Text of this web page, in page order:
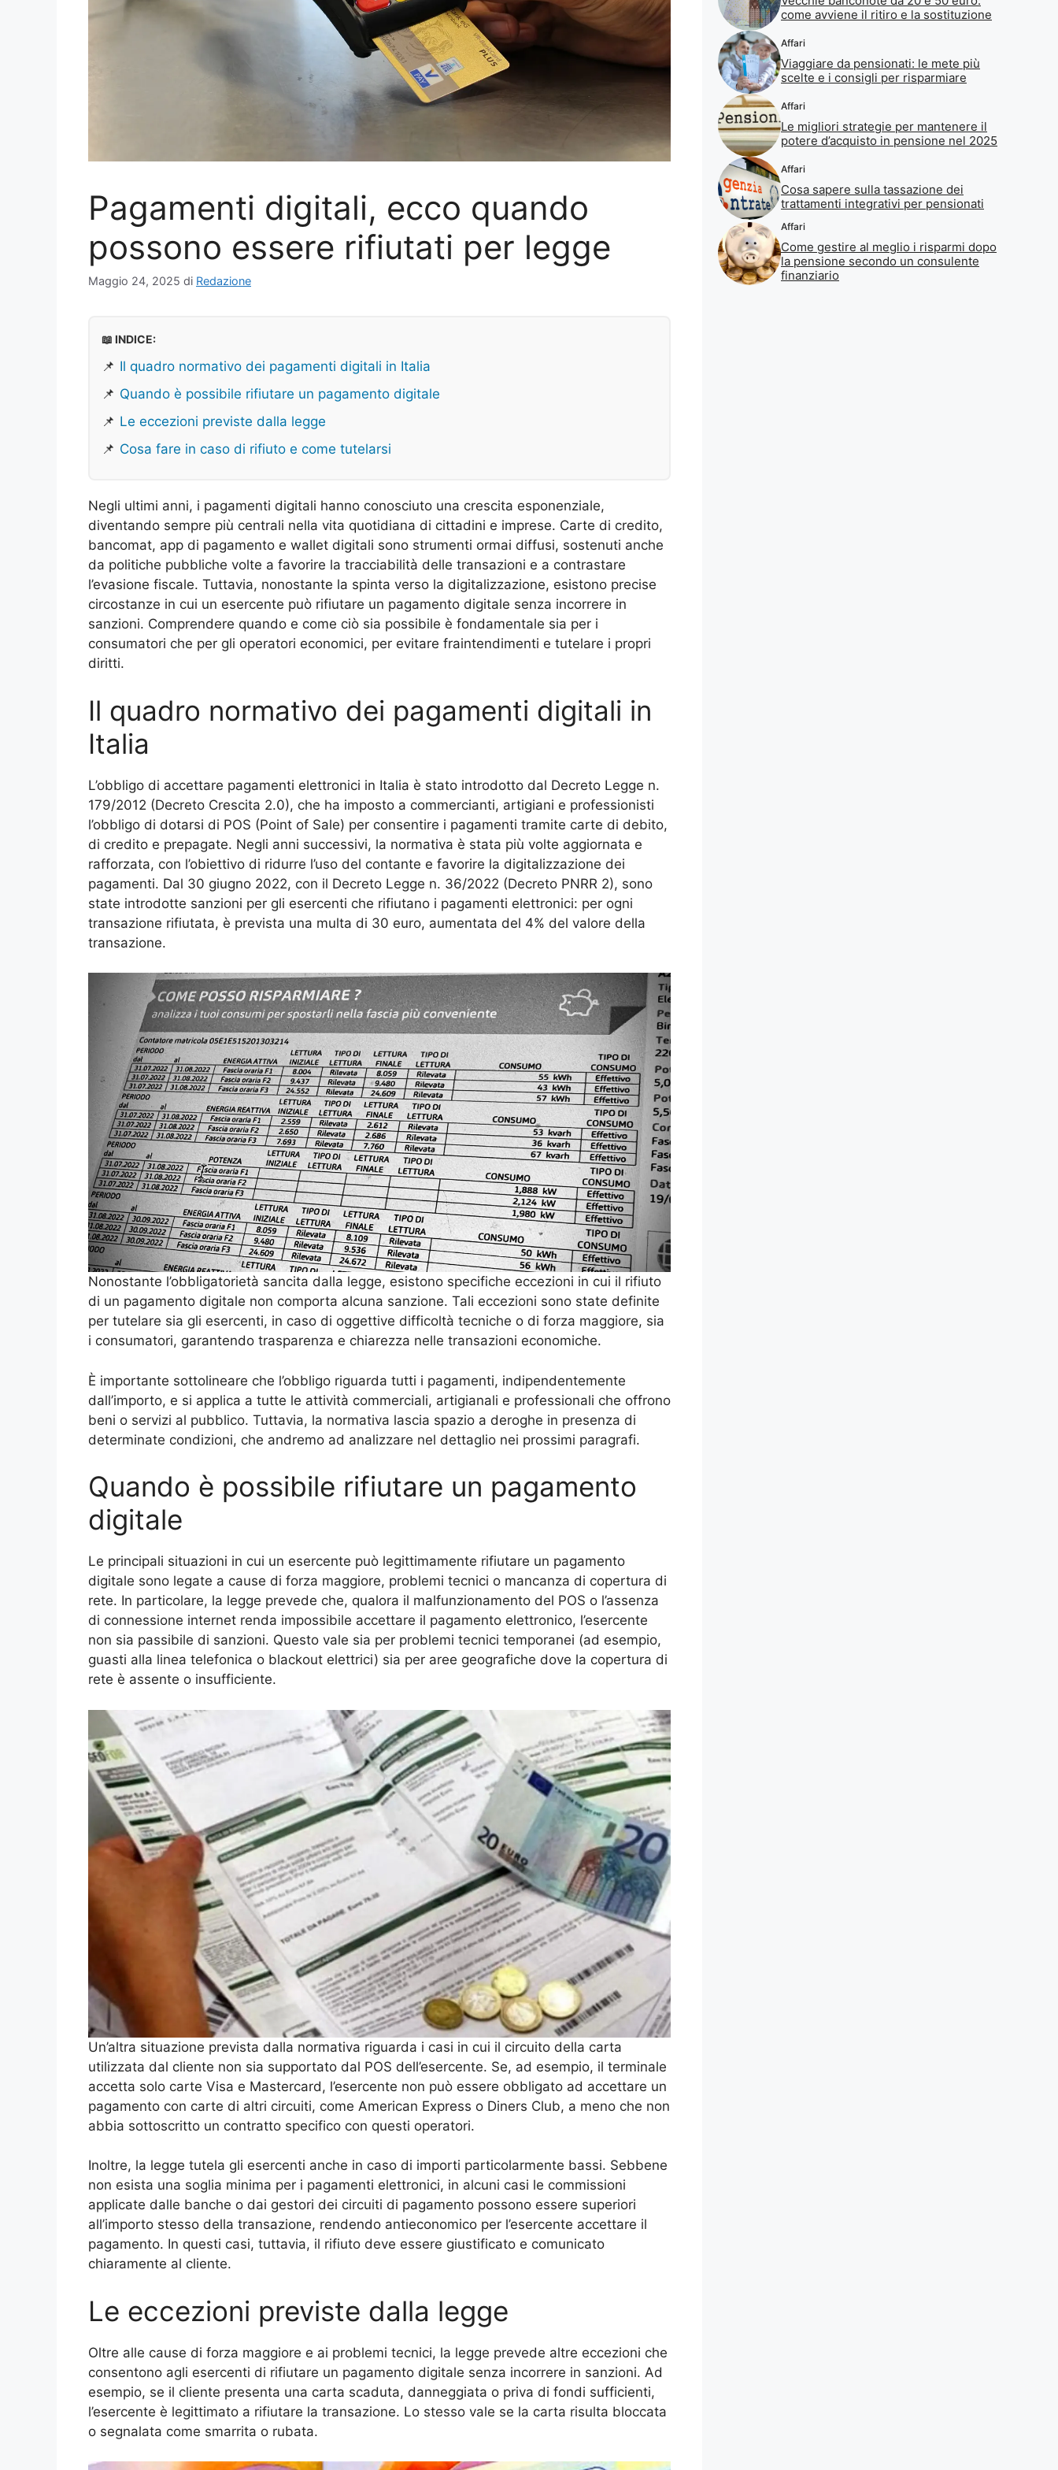
Pagamenti digitali, ecco quando
possono essere rifiutati per legge
Maggio 24, 2025 di Redazione
📖 INDICE:
📌 Il quadro normativo dei pagamenti digitali in Italia
📌 Quando è possibile rifiutare un pagamento digitale
📌 Le eccezioni previste dalla legge
📌 Cosa fare in caso di rifiuto e come tutelarsi
Negli ultimi anni, i pagamenti digitali hanno conosciuto una crescita esponenziale,
diventando sempre più centrali nella vita quotidiana di cittadini e imprese. Carte di credito,
bancomat, app di pagamento e wallet digitali sono strumenti ormai diffusi, sostenuti anche
da politiche pubbliche volte a favorire la tracciabilità delle transazioni e a contrastare
l’evasione fiscale. Tuttavia, nonostante la spinta verso la digitalizzazione, esistono precise
circostanze in cui un esercente può rifiutare un pagamento digitale senza incorrere in
sanzioni. Comprendere quando e come ciò sia possibile è fondamentale sia per i
consumatori che per gli operatori economici, per evitare fraintendimenti e tutelare i propri
diritti.
Il quadro normativo dei pagamenti digitali in
Italia
L’obbligo di accettare pagamenti elettronici in Italia è stato introdotto dal Decreto Legge n.
179/2012 (Decreto Crescita 2.0), che ha imposto a commercianti, artigiani e professionisti
l’obbligo di dotarsi di POS (Point of Sale) per consentire i pagamenti tramite carte di debito,
di credito e prepagate. Negli anni successivi, la normativa è stata più volte aggiornata e
rafforzata, con l’obiettivo di ridurre l’uso del contante e favorire la digitalizzazione dei
pagamenti. Dal 30 giugno 2022, con il Decreto Legge n. 36/2022 (Decreto PNRR 2), sono
state introdotte sanzioni per gli esercenti che rifiutano i pagamenti elettronici: per ogni
transazione rifiutata, è prevista una multa di 30 euro, aumentata del 4% del valore della
transazione.
Nonostante l’obbligatorietà sancita dalla legge, esistono specifiche eccezioni in cui il rifiuto
di un pagamento digitale non comporta alcuna sanzione. Tali eccezioni sono state definite
per tutelare sia gli esercenti, in caso di oggettive difficoltà tecniche o di forza maggiore, sia
i consumatori, garantendo trasparenza e chiarezza nelle transazioni economiche.
È importante sottolineare che l’obbligo riguarda tutti i pagamenti, indipendentemente
dall’importo, e si applica a tutte le attività commerciali, artigianali e professionali che offrono
beni o servizi al pubblico. Tuttavia, la normativa lascia spazio a deroghe in presenza di
determinate condizioni, che andremo ad analizzare nel dettaglio nei prossimi paragrafi.
Quando è possibile rifiutare un pagamento
digitale
Le principali situazioni in cui un esercente può legittimamente rifiutare un pagamento
digitale sono legate a cause di forza maggiore, problemi tecnici o mancanza di copertura di
rete. In particolare, la legge prevede che, qualora il malfunzionamento del POS o l’assenza
di connessione internet renda impossibile accettare il pagamento elettronico, l’esercente
non sia passibile di sanzioni. Questo vale sia per problemi tecnici temporanei (ad esempio,
guasti alla linea telefonica o blackout elettrici) sia per aree geografiche dove la copertura di
rete è assente o insufficiente.
Un’altra situazione prevista dalla normativa riguarda i casi in cui il circuito della carta
utilizzata dal cliente non sia supportato dal POS dell’esercente. Se, ad esempio, il terminale
accetta solo carte Visa e Mastercard, l’esercente non può essere obbligato ad accettare un
pagamento con carte di altri circuiti, come American Express o Diners Club, a meno che non
abbia sottoscritto un contratto specifico con questi operatori.
Inoltre, la legge tutela gli esercenti anche in caso di importi particolarmente bassi. Sebbene
non esista una soglia minima per i pagamenti elettronici, in alcuni casi le commissioni
applicate dalle banche o dai gestori dei circuiti di pagamento possono essere superiori
all’importo stesso della transazione, rendendo antieconomico per l’esercente accettare il
pagamento. In questi casi, tuttavia, il rifiuto deve essere giustificato e comunicato
chiaramente al cliente.
Le eccezioni previste dalla legge
Oltre alle cause di forza maggiore e ai problemi tecnici, la legge prevede altre eccezioni che
consentono agli esercenti di rifiutare un pagamento digitale senza incorrere in sanzioni. Ad
esempio, se il cliente presenta una carta scaduta, danneggiata o priva di fondi sufficienti,
l’esercente è legittimato a rifiutare la transazione. Lo stesso vale se la carta risulta bloccata
o segnalata come smarrita o rubata.
come avviene il ritiro e la sostituzione
Affari
Viaggiare da pensionati: le mete più
scelte e i consigli per risparmiare
Affari
Le migliori strategie per mantenere il
potere d’acquisto in pensione nel 2025
Affari
Cosa sapere sulla tassazione dei
trattamenti integrativi per pensionati
Affari
Come gestire al meglio i risparmi dopo
la pensione secondo un consulente
finanziario